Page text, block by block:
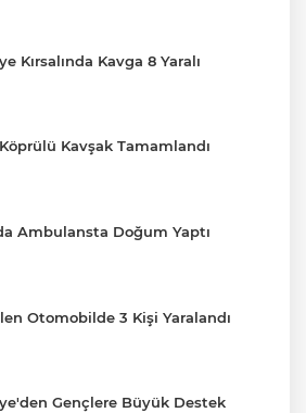
Kırsalında Kavga 8 Yaralı
Kavşak Tamamlandı
Ambulansta Doğum Yaptı
Otomobilde 3 Kişi Yaralandı
Gençlere Büyük Destek